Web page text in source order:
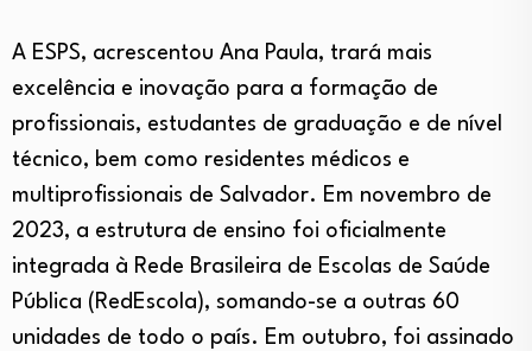
A ESPS, acrescentou Ana Paula, trará mais
excelência e inovação para a formação de
profissionais, estudantes de graduação e de nível
técnico, bem como residentes médicos e
multiprofissionais de Salvador. Em novembro de
2023, a estrutura de ensino foi oficialmente
integrada à Rede Brasileira de Escolas de Saúde
Pública (RedEscola), somando-se a outras 60
unidades de todo o país. Em outubro, foi assinado